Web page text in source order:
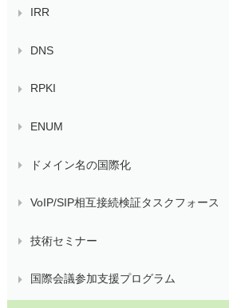
IRR
DNS
RPKI
ENUM
ドメイン名の国際化
VoIP/SIP相互接続検証タスクフォース
技術セミナー
国際会議参加支援プログラム